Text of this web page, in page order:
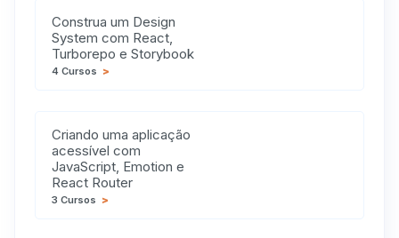
Construa um Design
System com React,
Turborepo e Storybook
4 Cursos >
Criando uma aplicação
acessível com
JavaScript, Emotion e
React Router
3 Cursos >